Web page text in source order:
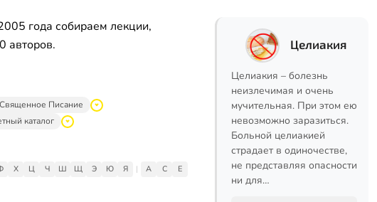
года собираем лекции,
авторов.
Священное Писание
каталог
Х Ц Ч Ш Щ Э Ю Я | A C
E
Целиакия
Целиакия – болезнь
неизлечимая и очень
мучительная. При этом ею
невозможно заразиться.
Больной целиакией
страдает в одиночестве,
не представляя опасности
ни для…